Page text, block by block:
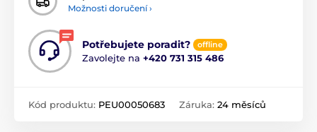
Možnosti doručení ›
Potřebujete poradit? offline
Zavolejte na +420 731 315 486
Kód produktu: PEU00050683 Záruka: 24 měsíců